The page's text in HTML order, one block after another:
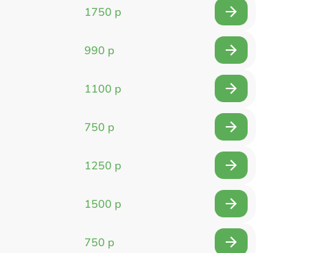
1750 р
990 р
1100 р
750 р
1250 р
1500 р
750 р